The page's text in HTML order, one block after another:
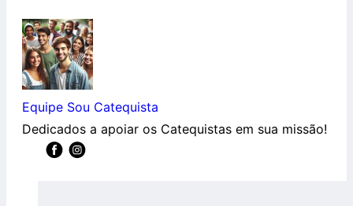
Equipe Sou Catequista
Dedicados a apoiar os Catequistas em sua missão!